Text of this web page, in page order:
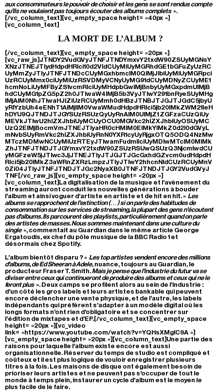
aux consommateurs le pouvoir de choisir et les gens se sont rendus compte
qu’ils ne voulaient pas toujours écouter des albums complets ».
[/vc_column_text][vc_empty_space height= »40px »]
[vc_column_text]
LA MORT DE L’ALBUM ?
[/vc_column_text][vc_empty_space height= »20px »]
[vc_raw_js]JTNDY2VudGVyJTNFJTNDYmxvY2txdW90ZSUyMGNsY
XNzJTNEJTIydHdpdHRlci10d2VldCUyMiUyMGRhdGEtbGFuZyUzRC
UyMmZyJTIyJTNFJTNDcCUyMGxhbmclM0QlMjJlbiUyMiUyMGRpci
UzRCUyMmx0ciUyMiUzRSVDMyVCNyUyMG91dCUyMDNyZCUyME1
hcmNoLiUyMFByZS1vcmRlciUyMHdpbGwlMjBnbyUyMGxpdmUlMjB
hdCUyMG1pZG5pZ2h0JTIwaW4lMjB5b3VyJTIwY291bnRyeSUyMHg
lMjAlM0NhJTIwaHJlZiUzRCUyMmh0dHBzJTNBJTJGJTJGdC5jbyU
yRlYzbUh4eENhT1AlMjIlM0VwaWMudHdpdHRlci5jb20lMkZWM21IeH
hDYU9QJTNDJTJGYSUzRSUzQyUyRnAlM0UlMjZtZGFzaCUzQiUy
MEVkJTIwU2hlZXJhbiUyMCUyOCU0MGVkc2hlZXJhbiUyOSUyMC
UzQ2ElMjBocmVmJTNEJTIyaHR0cHMlM0ElMkYlMkZ0d2l0dGVyL
mNvbSUyRmVkc2hlZXJhbiUyRnN0YXR1cyUyRjgxOTQ5ODQ4NzMw
MTczMDMwNCUyMiUzRTEyJTIwamFudmllciUyMDIwMTclM0MlMk
ZhJTNFJTNDJTJGYmxvY2txdW90ZSUzRSUwQSUzQ3NjcmlwdCU
yMGFzeW5jJTIwc3JjJTNEJTIyJTJGJTJGcGxhdGZvcm0udHdpdH
Rlci5jb20lMkZ3aWRnZXRzLmpzJTIyJTIwY2hhcnNldCUzRCUyMnV
0Zi04JTIyJTNFJTNDJTJGc2NyaXB0JTNFJTNDJTJGY2VudGVyJ
TNF[/vc_raw_js][vc_empty_space height= »20px »]
[vc_column_text]La digitalisation de la musique et l’avènement du
streaming auront conduit les nouvelles générations à bouder
l’album et ainsi voguer d’artiste en artiste et de hit en hit. « Les
albums se rapprochent de l’extinction (…) si on parle des habitudes de
consommation sur les services de streaming, la plupart des gens n’écoutent
pas d’albums. Ils parcourent des playlists, particulièrement quand on parle
des artistes de masses. Nous sommes maintenant dans une culture du
single», commentait au Guardian dans le même article George
Ergatoudis, ex chef du pôle musique de la BBC Radio 1 et
désormais chez Spotify.
L’album bientôt disparu ? « Les top artistes vendent encore des millions
d’albums, de Ed Sheeran à Adele, nuance, toujours au Guardian, le
producteur Fraser T. Smith.Mais je pense que l’industrie du futur va se
diviser entre ceux qui continueront de produire des albums et ceux qui ne le
feront plus». Deux camps se profilent alors au sein de l’industrie :
d’un côté les gros labels et leurs artistes bankable qui peuvent
encore déclencher une vente physique, et de l’autre, les labels
indépendants qui préfèrent s’adapter à un modèle digital où les
longs formats n’ont rien d’obligatoire et se concentrer sur
l’édition de mixtapes et d’EP.[/vc_column_text][vc_empty_space
height= »20px »][vc_video
link= »https://www.youtube.com/watch?v=YQHsXMglC9A »]
[vc_empty_space height= »20px »][vc_column_text]Une partie des
raisons pour laquelle l’album existe encore est aussi
organisationnelle. Réserver du temps de studio est compliqué et
coûteux et il est plus logique de vouloir enregistrer plusieurs
titres à la fois. Les maisons de disque ont également besoin de
prioriser leurs artistes et ne peuvent pas s’occuper de tout le
monde à temps plein, instaurer un cycle d’album est le moyen le
plus facile de le faire.